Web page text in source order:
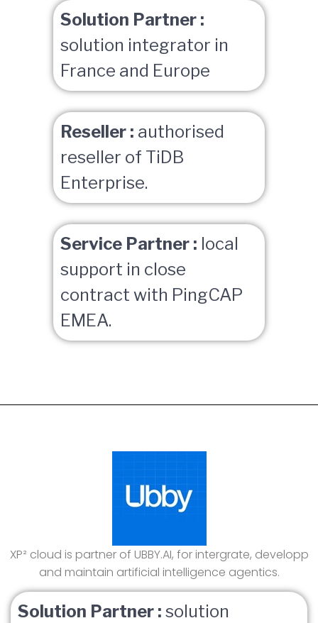
Solution Partner :
solution integrator in
France and Europe
Reseller : authorised
reseller of TiDB
Enterprise.
Service Partner : local
support in close
contract with PingCAP
EMEA.
XP² cloud is partner of UBBY.AI, for intergrate, developp
and maintain artificial intelligence agentics.
Solution Partner : solution